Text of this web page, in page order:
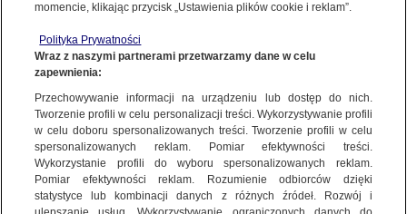
FAKTY | ZOBACZ FAKTY
To oni mają rządzić razem z Trumpem. Właśnie zostali przesłuchani przez
senackie komisje
FAKTY O ŚWIECIE
WIĘCEJ
KANAŁY
momencie, klikając przycisk „Ustawienia plików cookie i reklam”.
Polityka Prywatności
Wraz z naszymi partnerami przetwarzamy dane w celu
zapewnienia:
Przechowywanie informacji na urządzeniu lub dostęp do nich.
Tworzenie profili w celu personalizacji treści. Wykorzystywanie profili
w celu doboru spersonalizowanych treści. Tworzenie profili w celu
spersonalizowanych reklam. Pomiar efektywności treści.
Wykorzystanie profili do wyboru spersonalizowanych reklam.
Pomiar efektywności reklam. Rozumienie odbiorców dzięki
statystyce lub kombinacji danych z różnych źródeł. Rozwój i